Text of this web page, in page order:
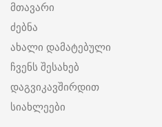
მთავარი
ძებნა
ახალი დამატებული
ჩვენს შესახებ
დაგვიკავშირდით
სიახლეები